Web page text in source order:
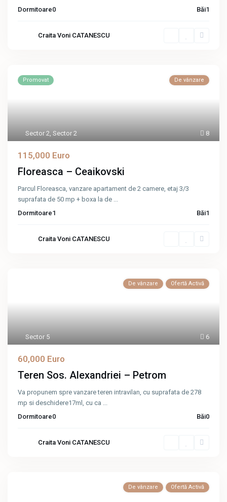
Dormitoare0 Băi1
Craita Voni CATANESCU
8
Sector 2,Sector 2
Promovat De vânzare
115,000 Euro
Floreasca – Ceaikovski
Parcul Floreasca, vanzare apartament de 2 camere, etaj 3/3
suprafata de 50 mp + boxa la de ...
Dormitoare1 Băi1
Craita Voni CATANESCU
6
Sector 5
De vânzare Ofertă Activă
60,000 Euro
Teren Sos. Alexandriei – Petrom
Va propunem spre vanzare teren intravilan, cu suprafata de 278
mp si deschidere17ml, cu ca ...
Dormitoare0 Băi0
Craita Voni CATANESCU
De vânzare Ofertă Activă